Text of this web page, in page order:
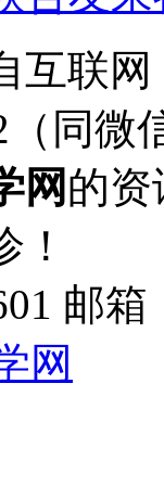
互联
（同微
网 的
邮箱
网